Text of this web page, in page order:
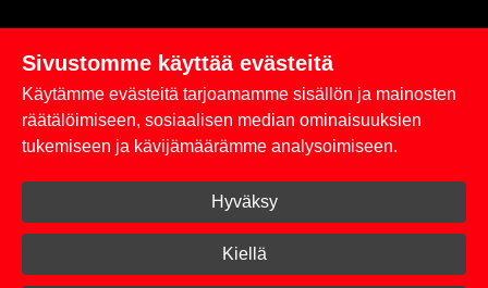
Linkit
Rekisteriseloste
Toimitus- ja maksuehdot
Kirjaudu sisään
Sivustomme käyttää evästeitä
Käytämme evästeitä tarjoamamme sisällön ja mainosten
räätälöimiseen, sosiaalisen median ominaisuuksien
tukemiseen ja kävijämäärämme analysoimiseen.
Hyväksy
Kiellä